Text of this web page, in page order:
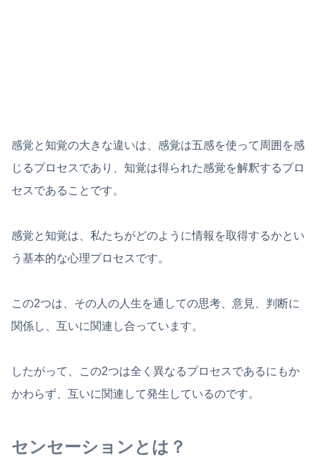
感覚と知覚の大きな違いは、感覚は五感を使って周囲を感
じるプロセスであり、知覚は得られた感覚を解釈するプロ
セスであることです。
感覚と知覚は、私たちがどのように情報を取得するかとい
う基本的な心理プロセスです。
この2つは、その人の人生を通しての思考、意見、判断に
関係し、互いに関連し合っています。
したがって、この2つは全く異なるプロセスであるにもか
かわらず、互いに関連して発生しているのです。
センセーションとは？